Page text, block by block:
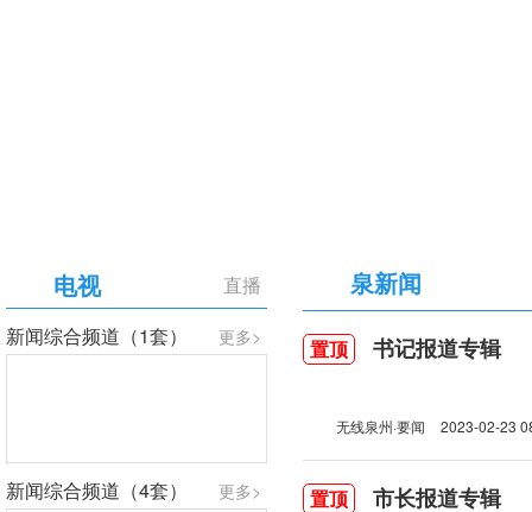
直播
电视
更多>
新闻综合频道（1套）
更多>
新闻综合频道（4套）
泉新闻
置顶 书记报道专辑
无线泉州·要闻 2023-02-23
置顶 市长报道专辑